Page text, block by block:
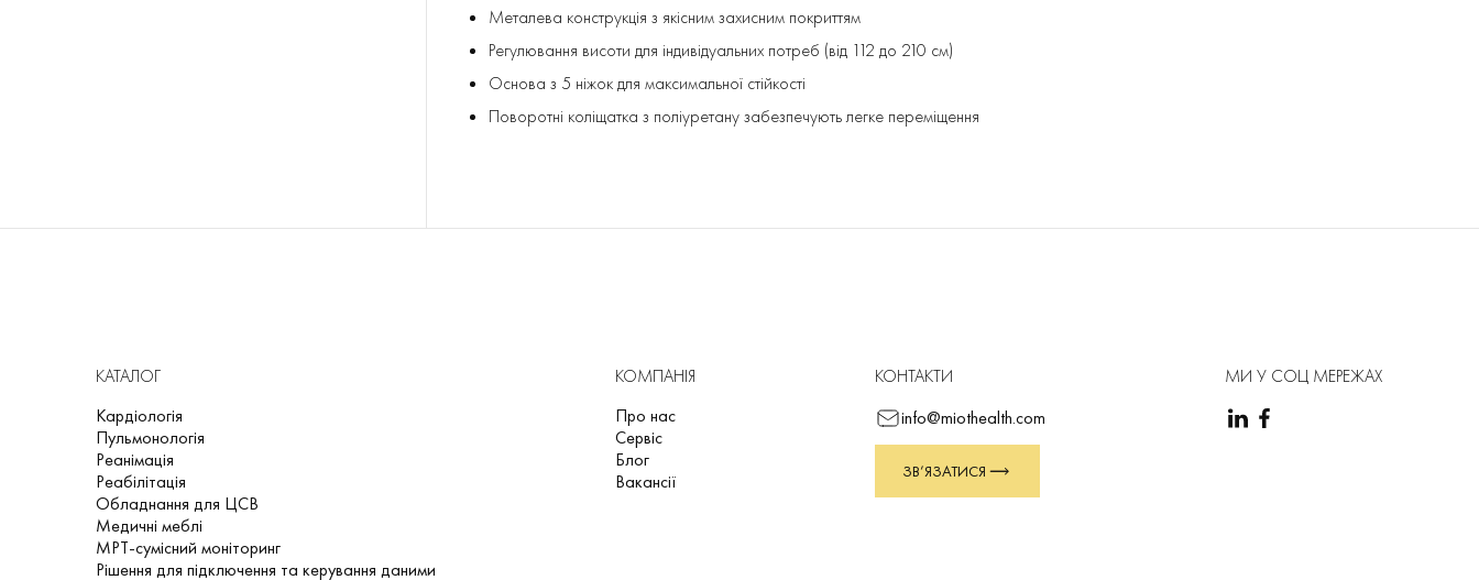
Металева конструкція з якісним захисним покриттям
Регулювання висоти для індивідуальних потреб (від 112 до 210 см)
Основа з 5 ніжок для максимальної стійкості
Поворотні коліщатка з поліуретану забезпечують легке переміщення
КАТАЛОГ
Кардіологія
Пульмонологія
Реанімація
Реабілітація
Обладнання для ЦСВ
Медичні меблі
МРТ-сумісний моніторинг
Рішення для підключення та керування даними
КОМПАНІЯ
Про нас
Сервіс
Блог
Вакансії
КОНТАКТИ
info@miothealth.com
ЗВ’ЯЗАТИСЯ
МИ У СОЦ МЕРЕЖАХ